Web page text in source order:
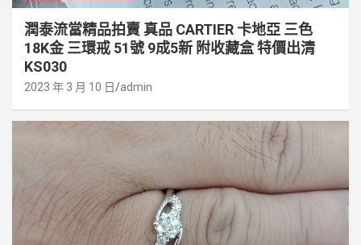
潤泰流當精品拍賣 真品 CARTIER 卡地亞 三色
18K金 三環戒 51號 9成5新 附收藏盒 特價出清
KS030
2023 年 3 月 10 日 admin